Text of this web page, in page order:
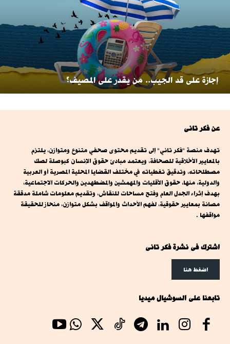
إجازة على قد الجيب.. من يقدر على المصيف؟
عن فكر تانى
تهدف منصة "فكر تاني" إلى تقديم محتوى صحفي متنوع ومتوازن، يلتزم
بالمعايير الأخلاقية للصحافة، ويعتمد مبادئ حقوق الإنسان كبوصلة لصك
مصطلحاته، وتدقيق تغطياته في مختلف القضايا المحلية المصرية أو العربية
والدولية، منها، حقوق الأقليات والمهمشين والمضطهدين والحركات الاجتماعية،
بهدف إثراء الجدل العام وفتح مساحات للنقاش، وتقديم معلومات شاملة مدققة
مصانة بمعايير حقوقية، لفهم الأحداث والمواقف بشكل متوازن، منحاز للحقيقة
مواقفها .
اشترك فى نشرة فكر تانى
اضغط هنا
تابعنا على السوشيال ميديا